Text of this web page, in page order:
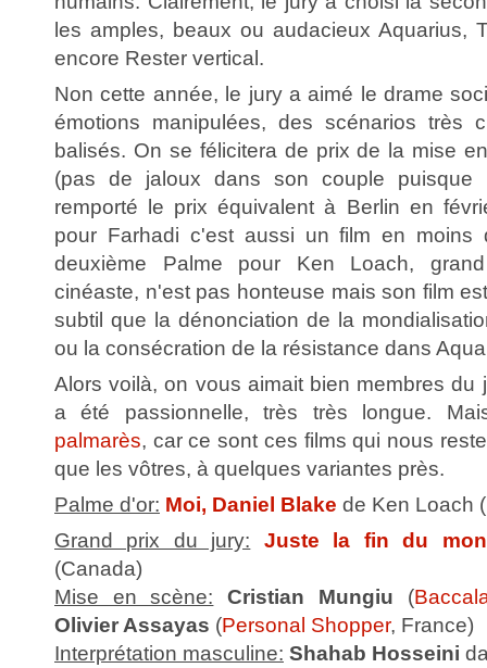
les amples, beaux ou audacieux Aquarius,
encore Rester vertical.
Non cette année, le jury a aimé le drame
émotions manipulées, des scénarios très
balisés. On se félicitera de prix de la mise
(pas de jaloux dans son couple puisque
remporté le prix équivalent à Berlin en
pour Farhadi c'est aussi un film en moins
deuxième Palme pour Ken Loach,
cinéaste, n'est pas honteuse mais son film
subtil que la dénonciation de la
ou la consécration de la résistance dans
Alors voilà, on vous aimait bien membres du
a été passionnelle, très très longue.
palmarès, car ce sont ces films qui nous
que les vôtres, à quelques variantes près.
Palme d'or: Moi, Daniel Blake de Ken Loach
Grand prix du jury:
Juste la fin du
(Canada)
Mise en scène:
Cristian Mungiu (
Olivier Assayas (Personal Shopper, France)
Interprétation masculine: Shahab Hosseini